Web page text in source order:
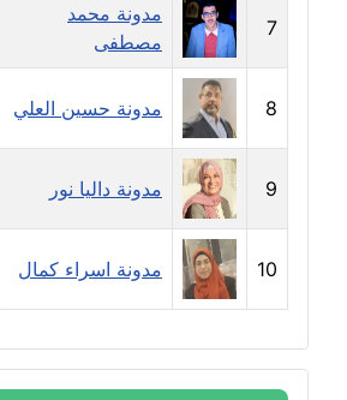
مدونة سماح حامد
عاملة
مدونة سمر ابراهيم
عاملة
مدونة سمير حماد
عاملة
مدونة سهام كمال
7
مدونة محمد
مصطفى
8 مدونة حسين العلي
9 مدونة داليا نور
10 مدونة اسراء كمال